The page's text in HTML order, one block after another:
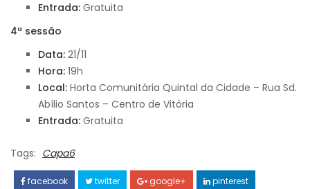
Entrada: Gratuita
4ª sessão
Data: 21/11
Hora: 19h
Local: Horta Comunitária Quintal da Cidade – Rua Sd.
Abílio Santos – Centro de Vitória
Entrada: Gratuita
Tags: Capa6
facebook twitter google+ pinterest